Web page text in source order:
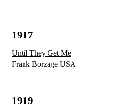
1917
Until They Get Me
Frank Borzage USA
1919